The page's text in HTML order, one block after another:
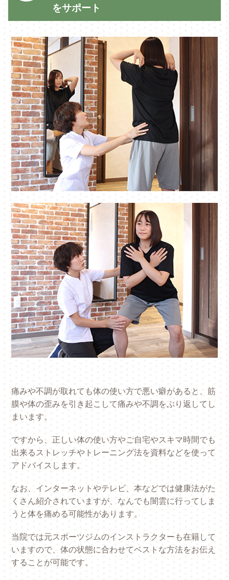
をサポート
痛みや不調が取れても体の使い方で悪い癖があると、筋
膜や体の歪みを引き起こして痛みや不調をぶり返してし
まいます。
ですから、正しい体の使い方やご自宅やスキマ時間でも
出来るストレッチやトレーニング法を資料などを使って
アドバイスします。
なお、インターネットやテレビ、本などでは健康法がた
くさん紹介されていますが、なんでも闇雲に行ってしま
うと体を痛める可能性があります。
当院では元スポーツジムのインストラクターも在籍して
いますので、体の状態に合わせてベストな方法をお伝え
することが可能です。